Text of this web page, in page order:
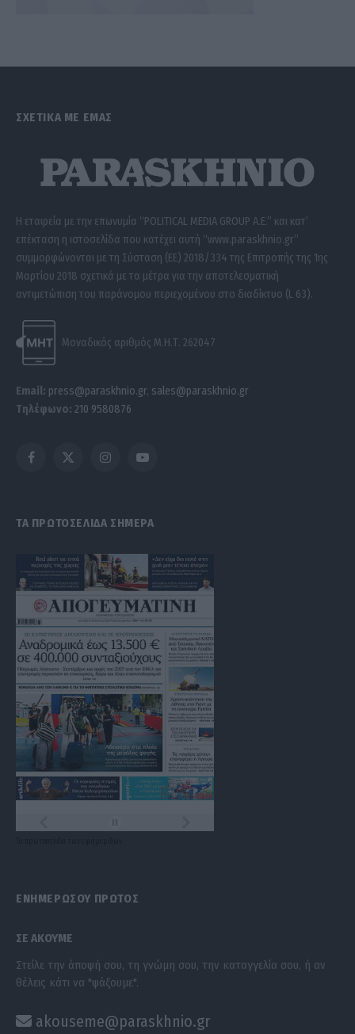
ΣΧΕΤΙΚΑ ΜΕ ΕΜΑΣ
Η εταιρεία με την επωνυμία “POLITICAL MEDIA GROUP A.E.” και κατ’
επέκταση η ιστοσελίδα που κατέχει αυτή “www.paraskhnio.gr”
συμμορφώνονται με τη Σύσταση (ΕΕ) 2018/334 της Επιτροπής της 1ης
Μαρτίου 2018 σχετικά με τα μέτρα για την αποτελεσματική
αντιμετώπιση του παράνομου περιεχομένου στο διαδίκτυο (L 63).
Μοναδικός αριθμός Μ.Η.Τ. 262047
Email: press@paraskhnio.gr, sales@paraskhnio.gr
Τηλέφωνο: 210 9580876
Facebook
X
InstagramYouTube
ΤΑ ΠΡΩΤΟΣΕΛΙΔΑ ΣΗΜΕΡΑ
ΕΝΗΜΕΡΩΣΟΥ ΠΡΩΤΟΣ
ΣΕ ΑΚΟΥΜΕ
Στείλε την άποψή σου, τη γνώμη σου, την καταγγελία σου, ή αν
θέλεις κάτι να "ψάξουμε".
akouseme@paraskhnio.gr